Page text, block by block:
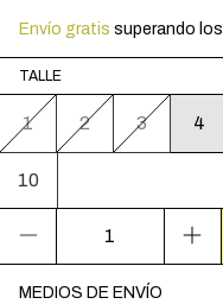
Envío gratis superando los
TALLE
1 2 3 4
10
MEDIOS DE ENVÍO